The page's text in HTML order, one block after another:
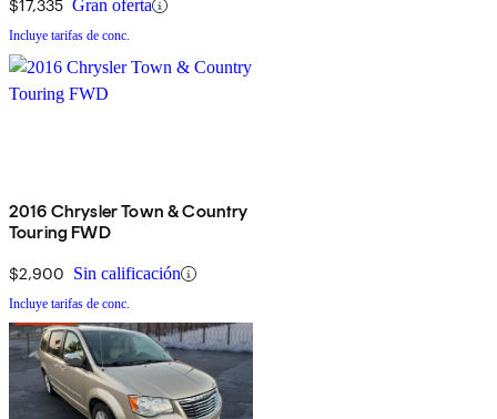
$17,335 Gran oferta
Incluye tarifas de conc.
2016 Chrysler Town & Country
Touring FWD
$2,900 Sin calificación
Incluye tarifas de conc.